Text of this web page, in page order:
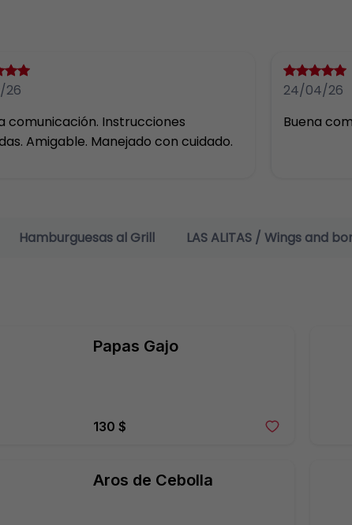
26
comunicación. Instrucciones
Amigable. Manejado con cuidado.
24/04/26
Buena
Hamburguesas al Grill LAS ALITAS / Wings and
Papas Gajo
130 $
Aros de Cebolla